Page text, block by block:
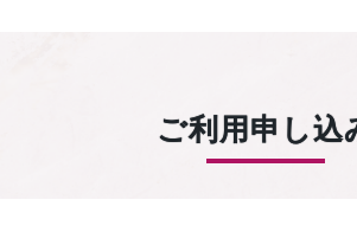
ご利用申し込